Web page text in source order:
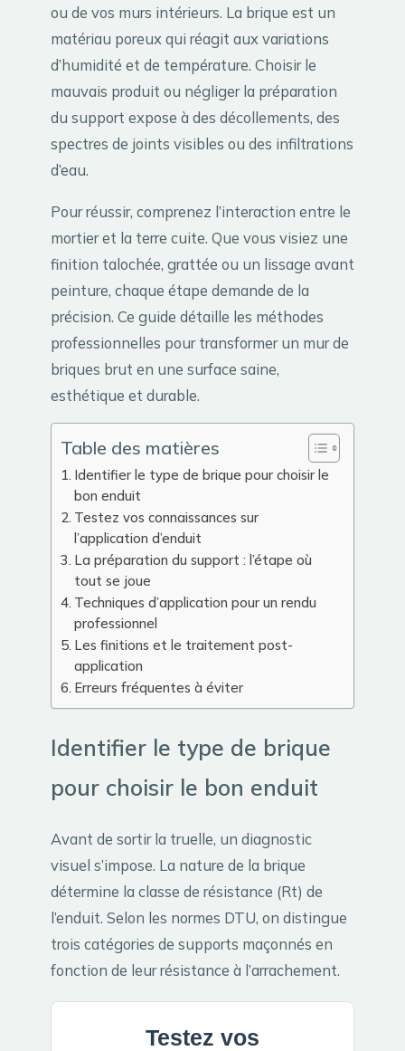
ou de vos murs intérieurs. La brique est un
matériau poreux qui réagit aux variations
d’humidité et de température. Choisir le
mauvais produit ou négliger la préparation
du support expose à des décollements, des
spectres de joints visibles ou des infiltrations
d’eau.
Pour réussir, comprenez l’interaction entre le
mortier et la terre cuite. Que vous visiez une
finition talochée, grattée ou un lissage avant
peinture, chaque étape demande de la
précision. Ce guide détaille les méthodes
professionnelles pour transformer un mur de
briques brut en une surface saine,
esthétique et durable.
Table des matières
Identifier le type de brique pour choisir le
bon enduit
Testez vos connaissances sur
l’application d’enduit
La préparation du support : l’étape où
tout se joue
Techniques d’application pour un rendu
professionnel
Les finitions et le traitement post-
application
Erreurs fréquentes à éviter
Identifier le type de brique
pour choisir le bon enduit
Avant de sortir la truelle, un diagnostic
visuel s’impose. La nature de la brique
détermine la classe de résistance (Rt) de
l’enduit. Selon les normes DTU, on distingue
trois catégories de supports maçonnés en
fonction de leur résistance à l’arrachement.
Testez vos